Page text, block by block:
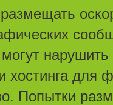
хостинга
Попытки